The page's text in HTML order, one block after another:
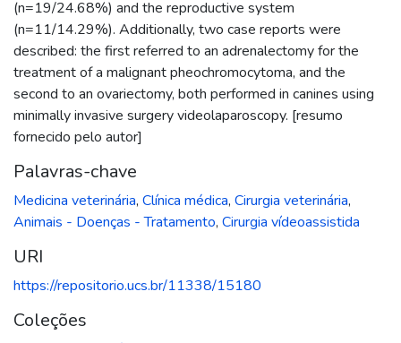
(n=19/24.68%) and the reproductive system
(n=11/14.29%). Additionally, two case reports were
described: the first referred to an adrenalectomy for the
treatment of a malignant pheochromocytoma, and the
second to an ovariectomy, both performed in canines using
minimally invasive surgery videolaparoscopy. [resumo
fornecido pelo autor]
Palavras-chave
Medicina veterinária, Clínica médica, Cirurgia veterinária,
Animais - Doenças - Tratamento, Cirurgia vídeoassistida
URI
https://repositorio.ucs.br/11338/15180
Coleções